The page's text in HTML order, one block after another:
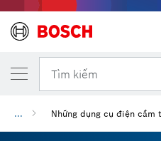
Tìm kiếm
... Những dụng cụ điện cầm